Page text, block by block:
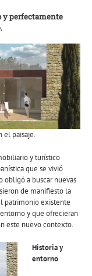
y perfectamente
el paisaje.
y turístico
que se vivió
a buscar nuevas
de manifiesto la
patrimonio existente
y que ofrecieran
este nuevo contexto.
Historia y
entorno